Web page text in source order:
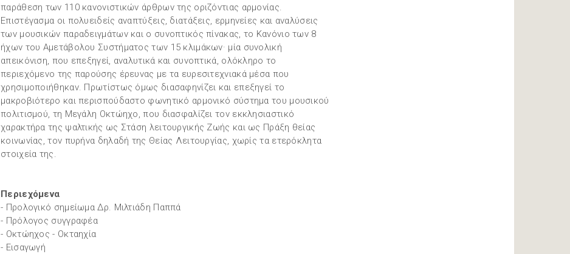
παράθεση των 110 κανονιστικών άρθρων της οριζόντιας αρμονίας.
Επιστέγασμα οι πολυειδείς αναπτύξεις, διατάξεις, ερμηνείες και αναλύσεις
των μουσικών παραδειγμάτων και ο συνοπτικός πίνακας, το Κανόνιο των 8
ήχων του Αμετάβολου Συστήματος των 15 κλιμάκων· μία συνολική
απεικόνιση, που επεξηγεί, αναλυτικά και συνοπτικά, ολόκληρο το
περιεχόμενο της παρούσης έρευνας με τα ευρεσιτεχνιακά μέσα που
χρησιμοποιήθηκαν. Πρωτίστως όμως διασαφηνίζει και επεξηγεί το
μακροβιότερο και περισπούδαστο φωνητικό αρμονικό σύστημα του μουσικού
πολιτισμού, τη Μεγάλη Οκτώηχο, που διασφαλίζει τον εκκλησιαστικό
χαρακτήρα της ψαλτικής ως Στάση λειτουργικής Ζωής και ως Πράξη θείας
κοινωνίας, τον πυρήνα δηλαδή της Θείας Λειτουργίας, χωρίς τα ετερόκλητα
στοιχεία της.
Περιεχόμενα
- Προλογικό σημείωμα Δρ. Μιλτιάδη Παππά
- Πρόλογος συγγραφέα
- Οκτώηχος - Οκταηχία
- Εισαγωγή